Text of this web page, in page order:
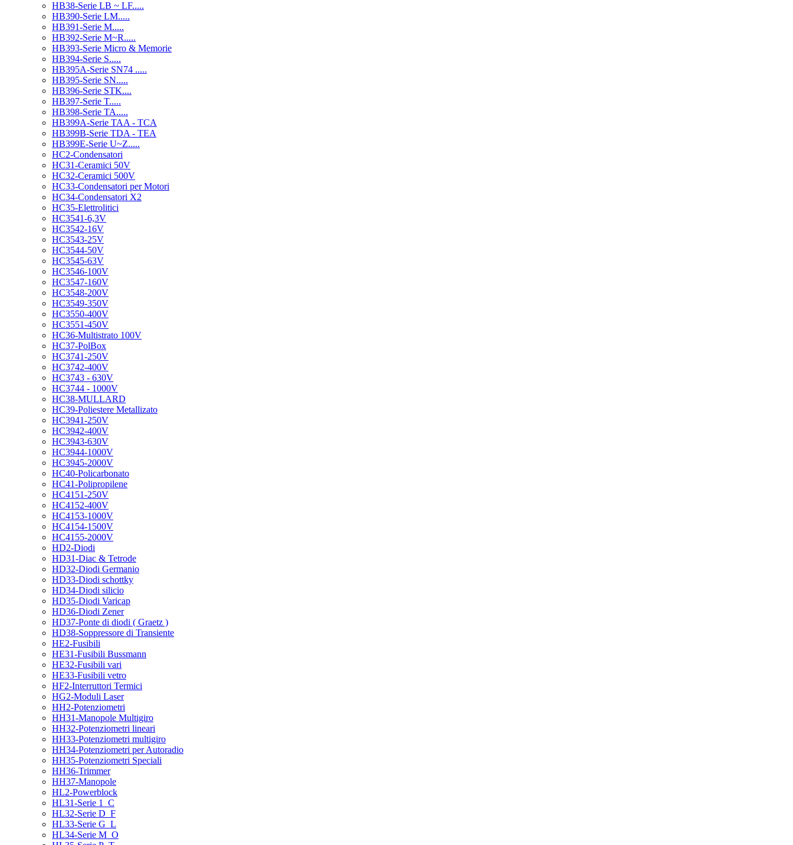
HB38-Serie LB ~ LF.....
HB390-Serie LM.....
HB391-Serie M.....
HB392-Serie M~R.....
HB393-Serie Micro & Memorie
HB394-Serie S.....
HB395A-Serie SN74 .....
HB395-Serie SN.....
HB396-Serie STK....
HB397-Serie T.....
HB398-Serie TA.....
HB399A-Serie TAA - TCA
HB399B-Serie TDA - TEA
HB399E-Serie U~Z.....
HC2-Condensatori
HC31-Ceramici 50V
HC32-Ceramici 500V
HC33-Condensatori per Motori
HC34-Condensatori X2
HC35-Elettrolitici
HC3541-6,3V
HC3542-16V
HC3543-25V
HC3544-50V
HC3545-63V
HC3546-100V
HC3547-160V
HC3548-200V
HC3549-350V
HC3550-400V
HC3551-450V
HC36-Multistrato 100V
HC37-PolBox
HC3741-250V
HC3742-400V
HC3743 - 630V
HC3744 - 1000V
HC38-MULLARD
HC39-Poliestere Metallizato
HC3941-250V
HC3942-400V
HC3943-630V
HC3944-1000V
HC3945-2000V
HC40-Policarbonato
HC41-Polipropilene
HC4151-250V
HC4152-400V
HC4153-1000V
HC4154-1500V
HC4155-2000V
HD2-Diodi
HD31-Diac & Tetrode
HD32-Diodi Germanio
HD33-Diodi schottky
HD34-Diodi silicio
HD35-Diodi Varicap
HD36-Diodi Zener
HD37-Ponte di diodi ( Graetz )
HD38-Soppressore di Transiente
HE2-Fusibili
HE31-Fusibili Bussmann
HE32-Fusibili vari
HE33-Fusibili vetro
HF2-Interruttori Termici
HG2-Moduli Laser
HH2-Potenziometri
HH31-Manopole Multigiro
HH32-Potenziometri lineari
HH33-Potenziometri multigiro
HH34-Potenziometri per Autoradio
HH35-Potenziometri Speciali
HH36-Trimmer
HH37-Manopole
HL2-Powerblock
HL31-Serie 1_C
HL32-Serie D_F
HL33-Serie G_L
HL34-Serie M_O